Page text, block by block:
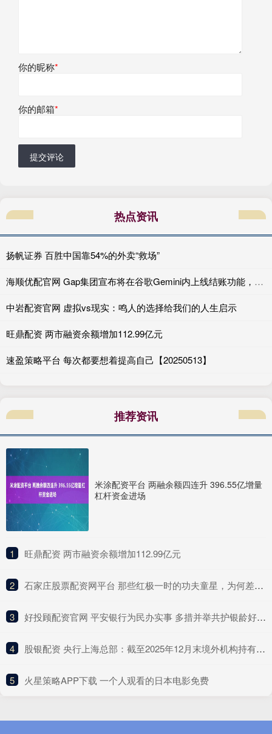
你的昵称*
你的邮箱*
提交评论
热点资讯
扬帆证券 百胜中国靠54%的外卖“救场”
海顺优配官网 Gap集团宣布将在谷歌Gemini内上线结账功能，开创主流时尚品牌AI购物先河
中岩配资官网 虚拟vs现实：鸣人的选择给我们的人生启示
旺鼎配资 两市融资余额增加112.99亿元
速盈策略平台 每次都要想着提高自己【20250513】
推荐资讯
米涂配资平台 两融余额四连升 396.55亿增量
杠杆资金进场
1 ​旺鼎配资 两市融资余额增加112.99亿元
2 ​石家庄股票配资网平台 那些红极一时的功夫童星，为何差距越来越大?
3 ​好投顾配资官网 平安银行为民办实事 多措并举共护银龄好生活
4 ​股银配资 央行上海总部：截至2025年12月末境外机构持有银行间市场债券3.46万亿元
5 ​火星策略APP下载 一个人观看的日本电影免费